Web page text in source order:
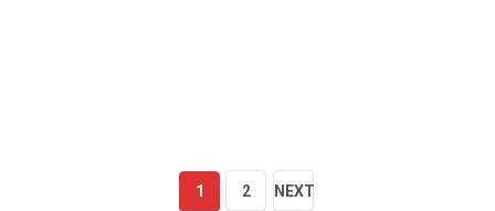
1 2 NEXT